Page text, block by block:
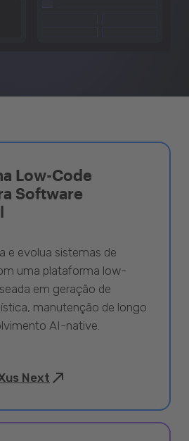
Low-Code
Software
e evolua sistemas de
uma plataforma low-
em geração de
manutenção de longo
AI-native.
Next